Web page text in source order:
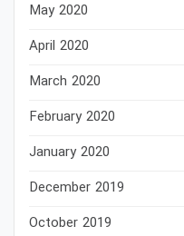
May 2020
April 2020
March 2020
February 2020
January 2020
December 2019
October 2019